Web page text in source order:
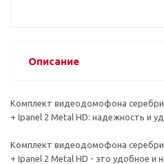
Описание
Комплект видеодомофона
+ Ipanel 2 Metal HD: надежность и
Комплект видеодомофона
+ Ipanel 2 Metal HD - это удобное и